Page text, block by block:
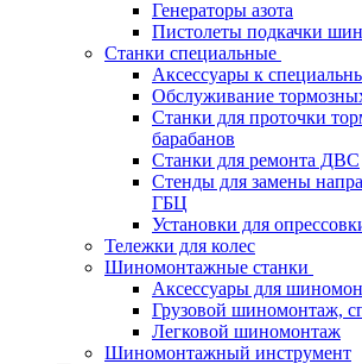
Генераторы азота
Пистолеты подкачки шин
Станки специальные
Аксессуары к
Обслуживание
Станки для проточки
барабанов
Станки для ремонта ДВС
Стенды для замены
ГБЦ
Установки для
Тележки для колес
Шиномонтажные станки
Аксессуары для
Грузовой шиномонтаж,
Легковой шиномонтаж
Шиномонтажный инструмент